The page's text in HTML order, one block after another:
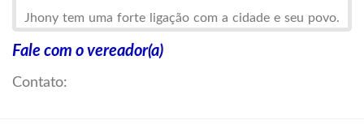
Jhony tem uma forte ligação com a cidade e seu povo.
Com uma visão de empreendedorismo e
foi reeleito vereador pelo Partido da Social Democracia
Fale com o vereador(a)
Contato: